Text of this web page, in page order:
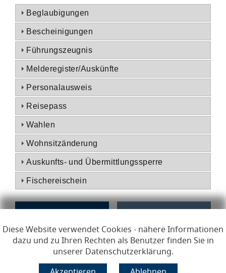
Diese Website verwendet Cookies - nähere Informationen
dazu und zu Ihren Rechten als Benutzer finden Sie in
unserer Datenschutzerklärung.
Beglaubigungen
Bescheinigungen
Führungszeugnis
Melderegister/Auskünfte
Personalausweis
Reisepass
Wahlen
Wohnsitzänderung
Auskunfts- und Übermittlungssperre
Fischereischein
Links zur Hilfe, Impressum, Datenschutzerklärung,
Hilfe Impressum Datenschutzerklärung